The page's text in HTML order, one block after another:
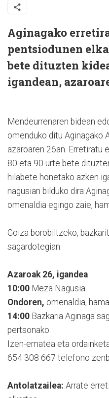
Aginagako
pentsiodunen
bete dituzten
igandean,
Mendeurrenaren bidean
omenduko ditu Aginagako
azaroaren 26an. Erretiratu
80 eta 90 urte bete
hilabete honetako azken
nagusian bilduko dira
omenaldia egingo zaie,
Goiza borobiltzeko,
sagardotegian.
Azaroak 26, igandea
10:00 Meza Nagusia.
Ondoren, omenaldia,
14:00 Bazkaria Aginaga
pertsonako.
Izen-ematea eta
654 308 667 telefono
Antolatzailea: Arrate